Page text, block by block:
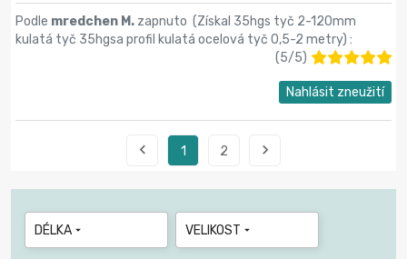
Podle mredchen M. zapnuto (Získal 35hgs tyč 2-120mm
kulatá tyč 35hgsa profil kulatá ocelová tyč 0,5-2 metry) :
(5/5)
Nahlásit zneužití
 1 2 
DÉLKA  VELIKOST 